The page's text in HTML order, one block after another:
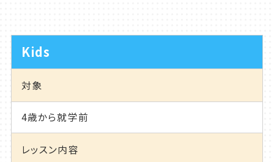
Kids
対象
4歳から就学前
レッスン内容